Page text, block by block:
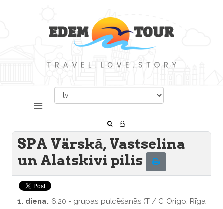
SPA Värskā, Vastselina
un Alatskivi pilis
1. diena. 6:20 - grupas pulcēšanās (T / C Origo, Rīga